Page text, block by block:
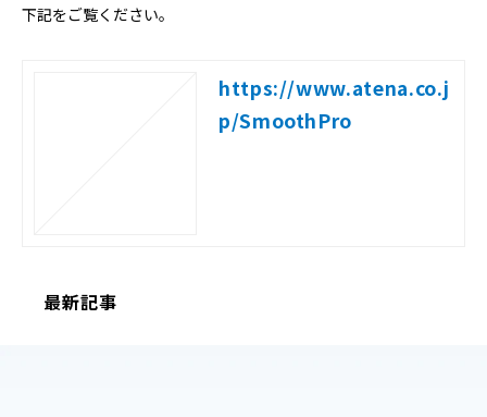
下記をご覧ください。
https://www.atena.co.j
p/SmoothPro
最新記事